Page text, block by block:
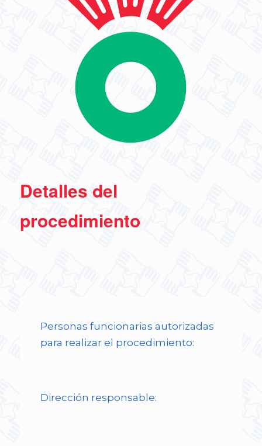
Detalles del
procedimiento
Personas funcionarias autorizadas
para realizar el procedimiento:
Dirección responsable: